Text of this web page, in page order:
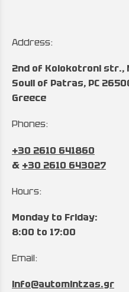
Address:
2nd of Kolokotroni str.,
Souli of Patras, PC
Greece
Phones:
+30 2610 641860
& +30 2610 643027
Hours:
Monday to Friday:
8:00 to 17:00
Email:
info@automintzas.gr